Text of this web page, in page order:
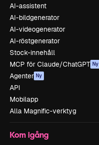
AI-assistent
AI-bildgenerator
AI-videogenerator
AI-röstgenerator
Stock-innehåll
MCP för Claude/ChatGPT Ny
Agenter Ny
API
Mobilapp
Alla Magnific-verktyg
Kom igång